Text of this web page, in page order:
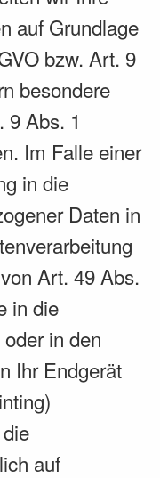
auf Grundlage
bzw. Art. 9
besondere
9 Abs. 1
Im Falle einer
in die
Daten in
Art. 49 Abs.
in die
in den
Ihr Endgerät
auf